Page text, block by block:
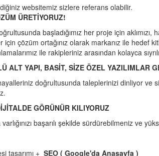
websitemiz sizlere referans olabilir.
ÜRETİYORUZ!
başladığımız her proje için aklımızı,
için çözüm ortağınız olarak markanız ile hedef
ile rakipleriniz arasından kolayca
ALT YAPI, BASİT, SİZE ÖZEL YAZILIMLAR
doğrultusunda taleplerinizi dinliyor ve
GÖRÜNÜR KILIYORUZ
başarılı şekilde sürdürebilmeniz ve
tasarımı + SEO ( Google'da Anasayfa )